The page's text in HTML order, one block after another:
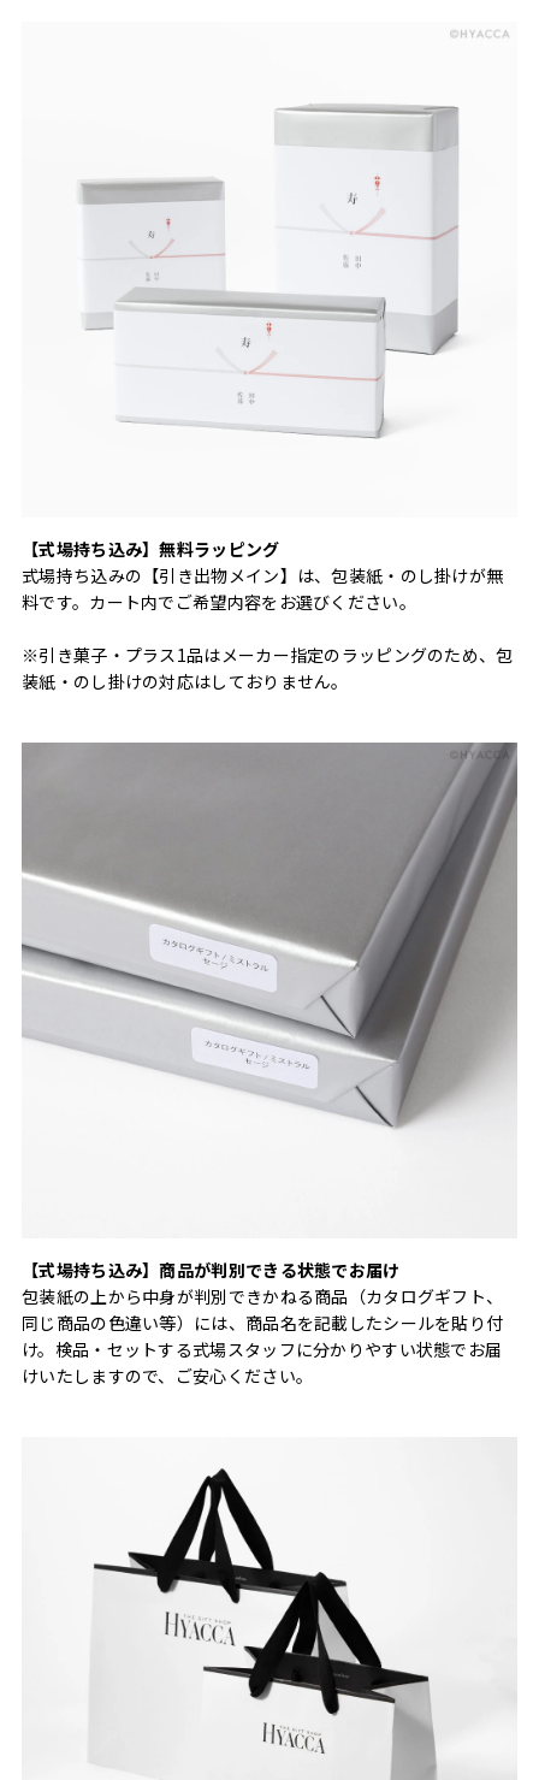
【式場持ち込み】無料ラッピング
式場持ち込みの【引き出物メイン】は、包装紙・のし掛けが無
料です。カート内でご希望内容をお選びください。
※引き菓子・プラス1品はメーカー指定のラッピングのため、包
装紙・のし掛けの対応はしておりません。
【式場持ち込み】商品が判別できる状態でお届け
包装紙の上から中身が判別できかねる商品（カタログギフト、
同じ商品の色違い等）には、商品名を記載したシールを貼り付
け。検品・セットする式場スタッフに分かりやすい状態でお届
けいたしますので、ご安心ください。